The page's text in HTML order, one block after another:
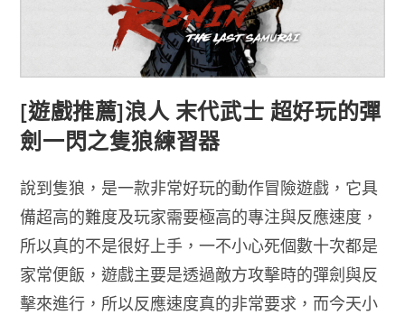
[遊戲推薦]浪人 末代武士 超好玩的彈
劍一閃之隻狼練習器
說到隻狼，是一款非常好玩的動作冒險遊戲，它具
備超高的難度及玩家需要極高的專注與反應速度，
所以真的不是很好上手，一不小心死個數十次都是
家常便飯，遊戲主要是透過敵方攻擊時的彈劍與反
擊來進行，所以反應速度真的非常要求，而今天小